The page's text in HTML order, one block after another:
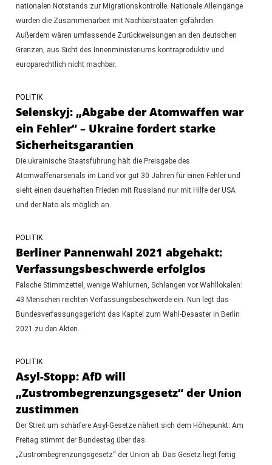
nationalen Notstands zur Migrationskontrolle. Nationale Alleingänge
würden die Zusammenarbeit mit Nachbarstaaten gefährden.
Außerdem wären umfassende Zurückweisungen an den deutschen
Grenzen, aus Sicht des Innenministeriums kontraproduktiv und
europarechtlich nicht machbar.
POLITIK
Selenskyj: „Abgabe der Atomwaffen war
ein Fehler“ – Ukraine fordert starke
Sicherheitsgarantien
Die ukrainische Staatsführung hält die Preisgabe des
Atomwaffenarsenals im Land vor gut 30 Jahren für einen Fehler und
sieht einen dauerhaften Frieden mit Russland nur mit Hilfe der USA
und der Nato als möglich an.
POLITIK
Berliner Pannenwahl 2021 abgehakt:
Verfassungsbeschwerde erfolglos
Falsche Stimmzettel, wenige Wahlurnen, Schlangen vor Wahllokalen:
43 Menschen reichten Verfassungsbeschwerde ein. Nun legt das
Bundesverfassungsgericht das Kapitel zum Wahl-Desaster in Berlin
2021 zu den Akten.
POLITIK
Asyl-Stopp: AfD will
„Zustrombegrenzungsgesetz“ der Union
zustimmen
Der Streit um schärfere Asyl-Gesetze nähert sich dem Höhepunkt: Am
Freitag stimmt der Bundestag über das
„Zustrombegrenzungsgesetz“ der Union ab. Das Gesetz liegt fertig